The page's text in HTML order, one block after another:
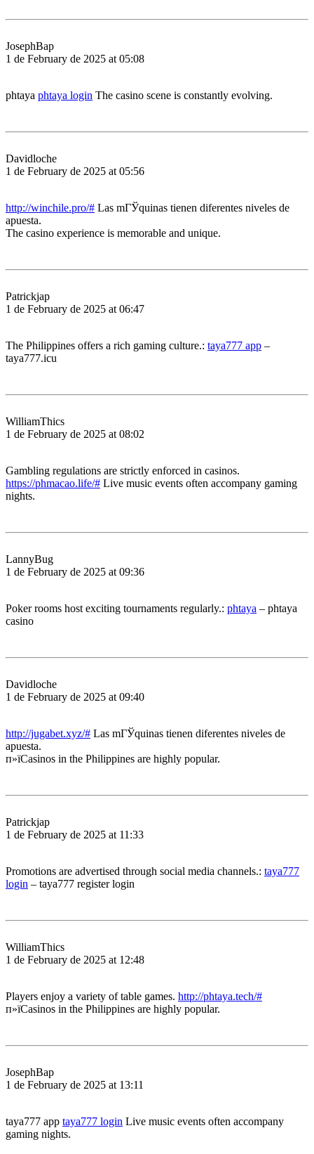
JosephBap
1 de February de 2025 at 05:08
phtaya phtaya login The casino scene is constantly evolving.
Davidloche
1 de February de 2025 at 05:56
http://winchile.pro/# Las mГЎquinas tienen diferentes niveles de
apuesta.
The casino experience is memorable and unique.
Patrickjap
1 de February de 2025 at 06:47
The Philippines offers a rich gaming culture.: taya777 app –
taya777.icu
WilliamThics
1 de February de 2025 at 08:02
Gambling regulations are strictly enforced in casinos.
https://phmacao.life/# Live music events often accompany gaming
nights.
LannyBug
1 de February de 2025 at 09:36
Poker rooms host exciting tournaments regularly.: phtaya – phtaya
casino
Davidloche
1 de February de 2025 at 09:40
http://jugabet.xyz/# Las mГЎquinas tienen diferentes niveles de
apuesta.
п»їCasinos in the Philippines are highly popular.
Patrickjap
1 de February de 2025 at 11:33
Promotions are advertised through social media channels.: taya777
login – taya777 register login
WilliamThics
1 de February de 2025 at 12:48
Players enjoy a variety of table games. http://phtaya.tech/#
п»їCasinos in the Philippines are highly popular.
JosephBap
1 de February de 2025 at 13:11
taya777 app taya777 login Live music events often accompany
gaming nights.